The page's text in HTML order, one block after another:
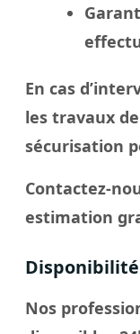
En cas
les travaux
sécurisation
Contactez-
estimation
Nos